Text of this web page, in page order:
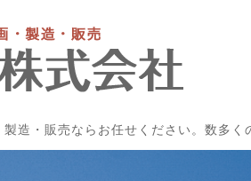
造・販売ならお任せください。数多く